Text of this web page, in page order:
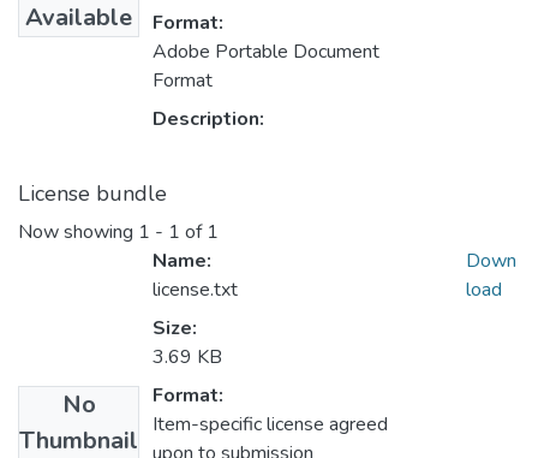
Available
Format:
Adobe Portable Document
Format
Description:
License bundle
Now showing 1 - 1 of 1
No
Thumbnail
Name:
license.txt
Size:
3.69 KB
Format:
Item-specific license agreed
Down
load